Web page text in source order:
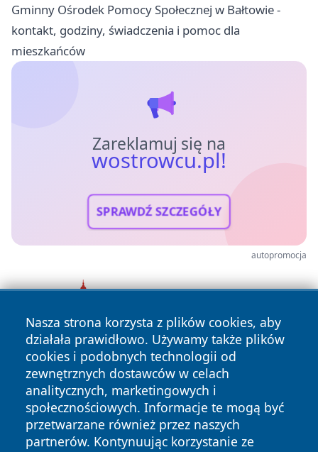
Gminny Ośrodek Pomocy Społecznej w Bałtowie -
kontakt, godziny, świadczenia i pomoc dla
mieszkańców
Zareklamuj się na
wostrowcu.pl!
SPRAWDŹ SZCZEGÓŁY
autopromocja
Nasza strona korzysta z plików cookies, aby
działała prawidłowo. Używamy także plików
cookies i podobnych technologii od
zewnętrznych dostawców w celach
analitycznych, marketingowych i
społecznościowych. Informacje te mogą być
przetwarzane również przez naszych
partnerów. Kontynuując korzystanie ze
Copyright © 2026 wostrowcu.pl Wszystkie prawa zastrzeżone.